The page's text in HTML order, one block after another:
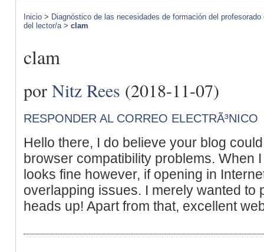
Inicio > Diagnóstico de las necesidades de formación del
del lector/a> clam
clam
por Nitz Rees (2018-11-07)
RESPONDER AL CORREO ELECTRÃ³NICO
Hello there, I do believe your blog
browser compatibility problems. When
looks fine however, if opening in
overlapping issues. I merely wanted to
heads up! Apart from that, excellent